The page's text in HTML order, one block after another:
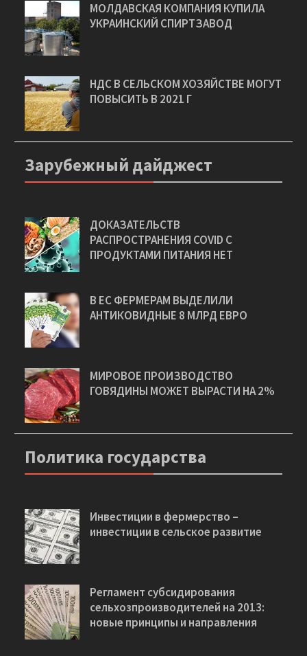
МОЛДАВСКАЯ КОМПАНИЯ КУПИЛА
УКРАИНСКИЙ СПИРТЗАВОД
НДС В СЕЛЬСКОМ ХОЗЯЙСТВЕ МОГУТ
ПОВЫСИТЬ В 2021 Г
Зарубежный дайджест
ДОКАЗАТЕЛЬСТВ
РАСПРОСТРАНЕНИЯ COVID С
ПРОДУКТАМИ ПИТАНИЯ НЕТ
В ЕС ФЕРМЕРАМ ВЫДЕЛИЛИ
АНТИКОВИДНЫЕ 8 МЛРД ЕВРО
МИРОВОЕ ПРОИЗВОДСТВО
ГОВЯДИНЫ МОЖЕТ ВЫРАСТИ НА 2%
Политика государства
Инвестиции в фермерство –
инвестиции в сельское развитие
Регламент субсидирования
сельхозпроизводителей на 2013:
новые принципы и направления